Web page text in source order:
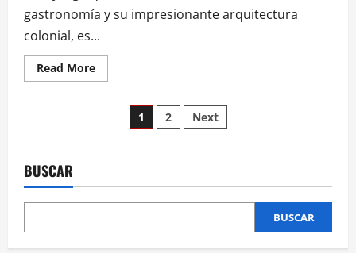
gastronomía y su impresionante arquitectura
colonial, es...
Read MoreRead
more
la
capital
y
la
Paginación
entradas
1 2 Next
BUSCAR
BUSCAR